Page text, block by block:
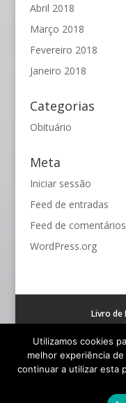
Abril 2018
Março 2018
Fevereiro 2018
Janeiro 2018
Categorias
Obituário
Meta
Iniciar sessão
Feed de entradas
Feed de comentários
WordPress.org
Livro de
© Funerária S.
Utilizamos cookies
melhor experiência
continuar a utilizar esta